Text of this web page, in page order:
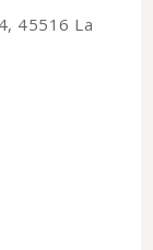
45516 La